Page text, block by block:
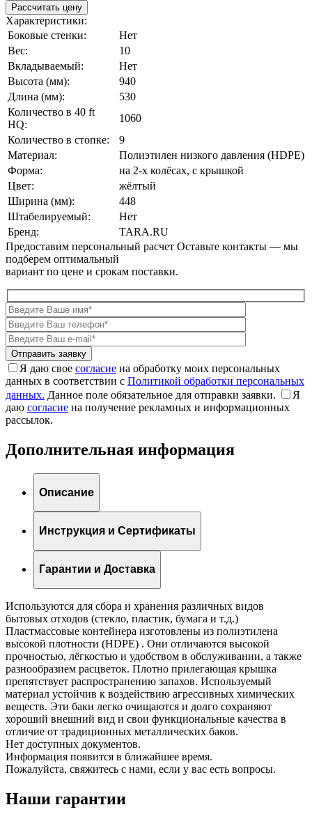
Рассчитать цену
Характеристики:
Боковые стенки:
Нет
Вес:
10
Вкладываемый:
Нет
Высота (мм):
940
Длина (мм):
530
Количество в 40 ft
HQ:
1060
Количество в стопке:
9
Материал:
Полиэтилен низкого давления (HDPE)
Форма:
на 2-х колёсах, с крышкой
Цвет:
жёлтый
Ширина (мм):
448
Штабелируемый:
Нет
Бренд:
TARA.RU
Предоставим персональный расчет Оставьте контакты — мы
подберем оптимальный
вариант по цене и срокам поставки.
Я даю свое согласие на обработку моих персональных
данных в соответствии с Политикой обработки персональных
данных. Данное поле обязательное для отправки заявки.
Я
даю согласие на получение рекламных и информационных
рассылок.
Дополнительная информация
Описание
Инструкция и Сертификаты
Гарантии и Доставка
Используются для сбора и хранения различных видов
бытовых отходов (стекло, пластик, бумага и т.д.)
Пластмассовые контейнера изготовлены из полиэтилена
высокой плотности (HDPE) . Они отличаются высокой
прочностью, лёгкостью и удобством в обслуживании, а также
разнообразием расцветок. Плотно прилегающая крышка
препятствует распространению запахов. Используемый
материал устойчив к воздействию агрессивных химических
веществ. Эти баки легко очищаются и долго сохраняют
хороший внешний вид и свои функциональные качества в
отличие от традиционных металлических баков.
Нет доступных документов.
Информация появится в ближайшее время.
Пожалуйста, свяжитесь с нами, если у вас есть вопросы.
Наши гарантии